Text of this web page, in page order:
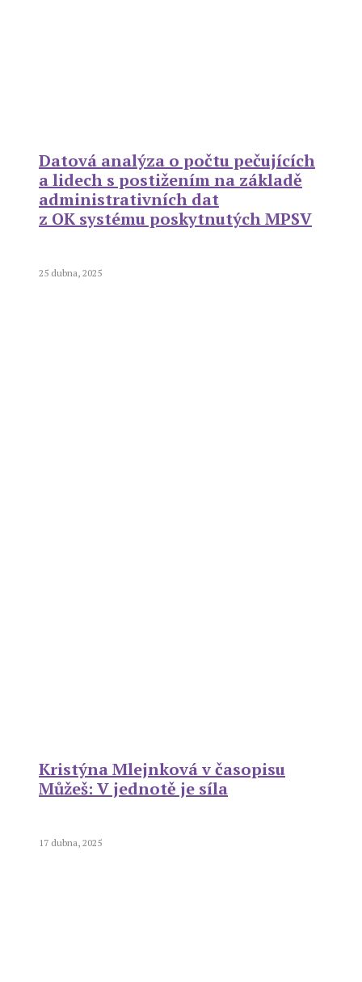
Datová analýza o počtu pečujících
a lidech s postižením na základě
administrativních dat
z OK systému poskytnutých MPSV
25 dubna, 2025
Kristýna Mlejnková v časopisu
Můžeš: V jednotě je síla
17 dubna, 2025